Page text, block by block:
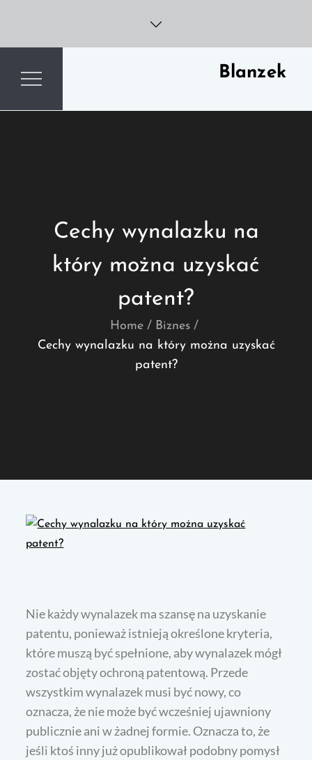
content
Blanzek
Cechy wynalazku na
który można uzyskać
patent?
Home
Biznes
Cechy wynalazku na który można uzyskać
patent?
Nie każdy wynalazek ma szansę na uzyskanie
patentu, ponieważ istnieją określone kryteria,
które muszą być spełnione, aby wynalazek mógł
zostać objęty ochroną patentową. Przede
wszystkim wynalazek musi być nowy, co
oznacza, że nie może być wcześniej ujawniony
publicznie ani w żadnej formie. Oznacza to, że
jeśli ktoś inny już opublikował podobny pomysł